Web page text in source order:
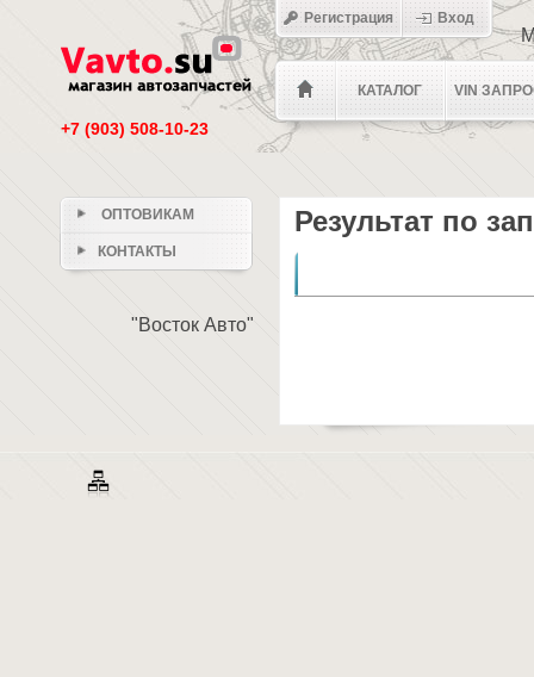
+7 (903) 508-10-23
КАТАЛОГ VIN
Регистрация Вход
Результат по
ОПТОВИКАМ
КОНТАКТЫ
"Восток Авто"